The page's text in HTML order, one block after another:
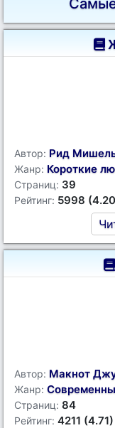
Автор: Рид
Жанр: Короткие
Страниц: 39
Рейтинг: 5998
Автор: Макнот
Жанр:
Страниц: 84
Рейтинг: 4211 (4.71)